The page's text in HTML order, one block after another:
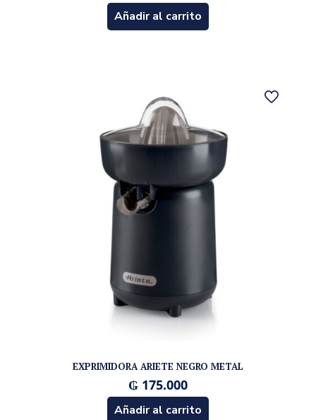
Añadir al carrito
EXPRIMIDORA ARIETE NEGRO METAL
₲ 175.000
Añadir al carrito